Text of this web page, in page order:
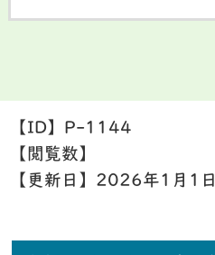
【ID】 P-1144
【閲覧数】
【更新日】 2026年1月1日